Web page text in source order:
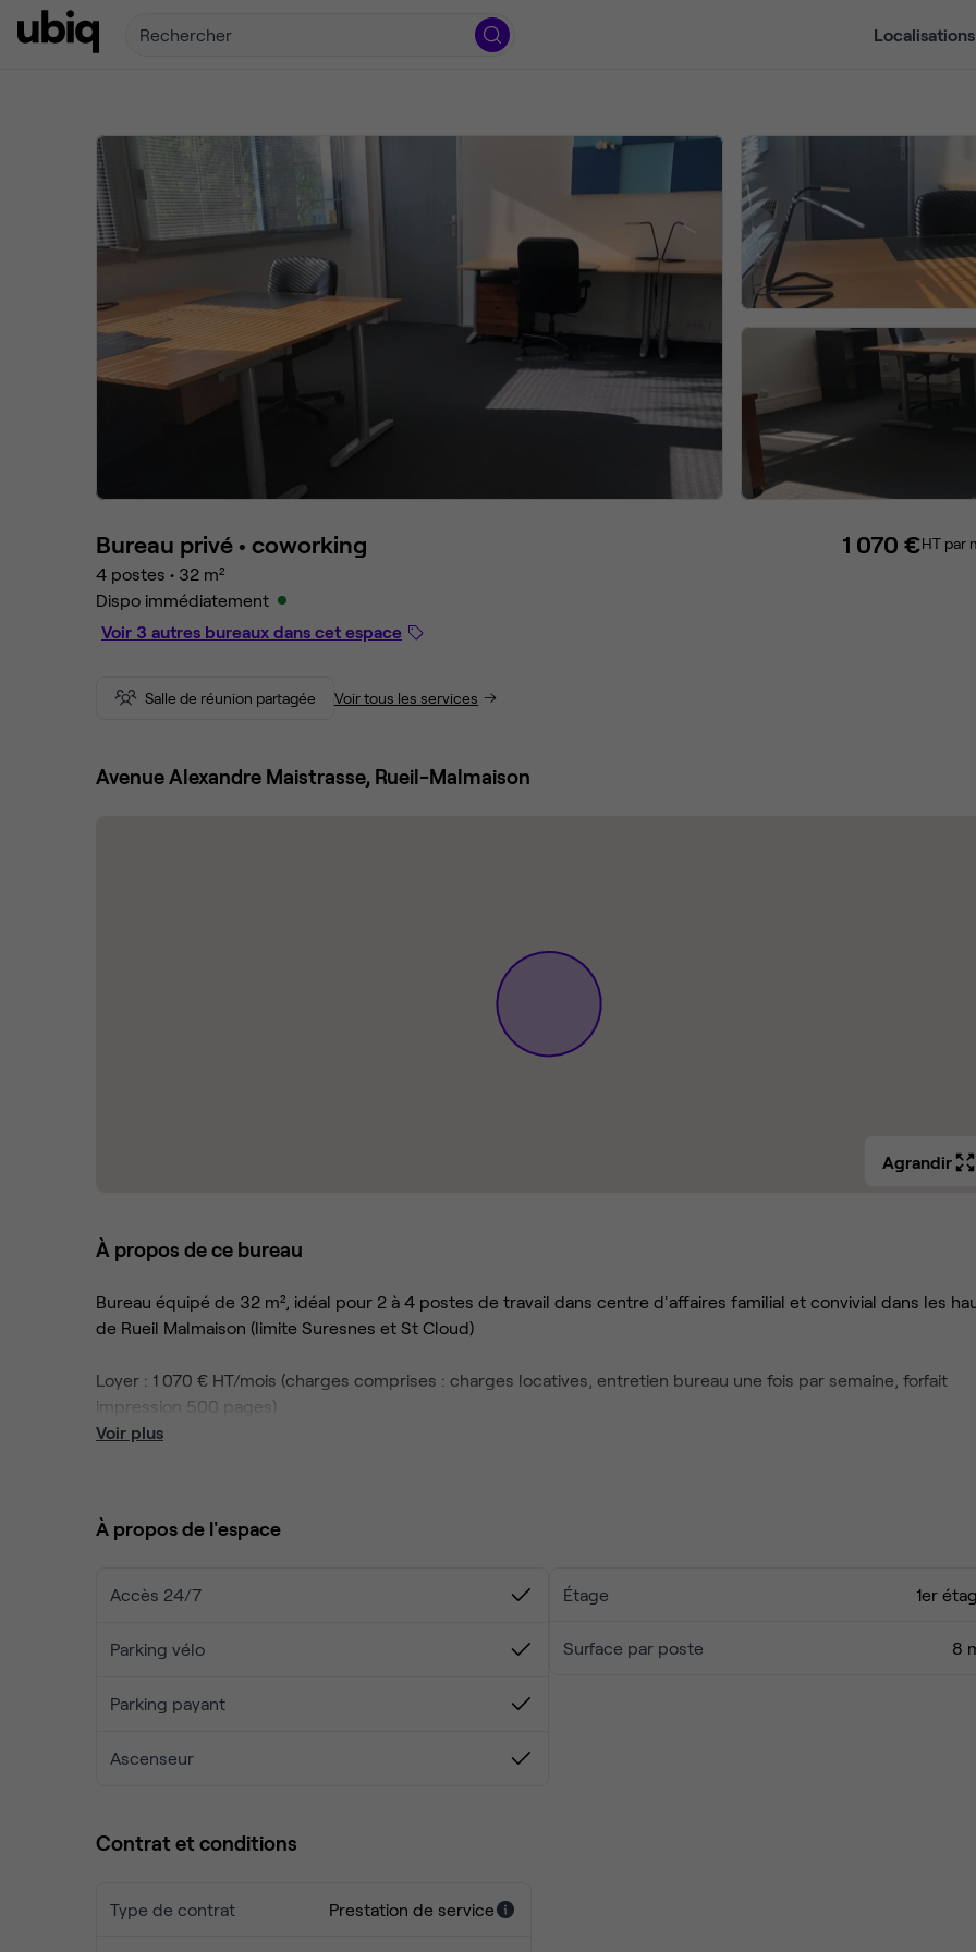
Rechercher Localisations
Bureau privé • coworking
4 postes • 32 m²
Dispo immédiatement
Voir 3 autres bureaux dans cet espace
1 070 €HT par
Salle de réunion partagée Voir tous les services
Avenue Alexandre Maistrasse, Rueil-Malmaison
Agrandir
À propos de ce bureau
Bureau équipé de 32 m², idéal pour 2 à 4 postes de travail dans centre d'affaires familial et convivial dans les
de Rueil Malmaison (limite Suresnes et St Cloud)
Loyer : 1 070 € HT/mois (charges comprises : charges locatives, entretien bureau une fois par semaine, forfait
impression 500 pages)
Taxe sur les bureaux en Ile de France
Voir plus
À propos de l'espace
Accès 24/7
Parking vélo
Parking payant
Ascenseur
Étage 1er
Surface par poste 8
Contrat et conditions
Type de contrat Prestation de service